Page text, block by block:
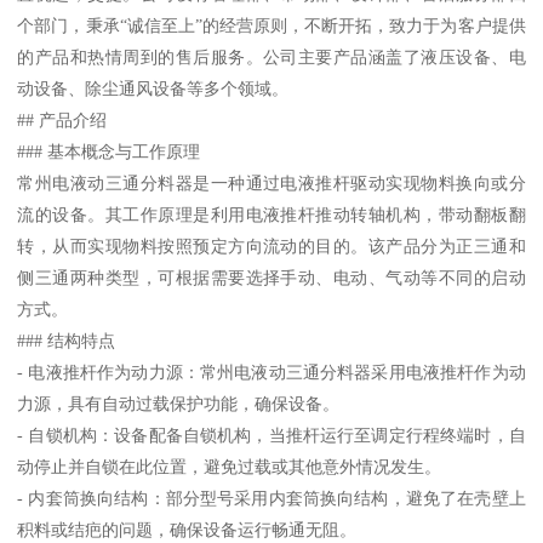
个部门，秉承“诚信至上”的经营原则，不断开拓，致力于为客户提供
的产品和热情周到的售后服务。公司主要产品涵盖了液压设备、电
动设备、除尘通风设备等多个领域。
## 产品介绍
### 基本概念与工作原理
常州电液动三通分料器是一种通过电液推杆驱动实现物料换向或分
流的设备。其工作原理是利用电液推杆推动转轴机构，带动翻板翻
转，从而实现物料按照预定方向流动的目的。该产品分为正三通和
侧三通两种类型，可根据需要选择手动、电动、气动等不同的启动
方式。
### 结构特点
- 电液推杆作为动力源：常州电液动三通分料器采用电液推杆作为动
力源，具有自动过载保护功能，确保设备。
- 自锁机构：设备配备自锁机构，当推杆运行至调定行程终端时，自
动停止并自锁在此位置，避免过载或其他意外情况发生。
- 内套筒换向结构：部分型号采用内套筒换向结构，避免了在壳壁上
积料或结疤的问题，确保设备运行畅通无阻。